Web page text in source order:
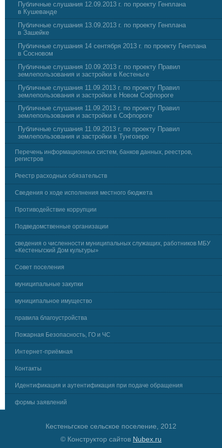
Публичные слушания 12.09.2013 г. по проекту Генплана
в Кушеванде
Публичные слушания 13.09.2013 г. по проекту Генплана
в Зашейке
Публичные слушания 14 сентября 2013 г. по проекту Генплана
в Сосновом
Публичные слушания 10.09.2013 г. по проекту Правил
землепользования и застройки в Кестеньге
Публичные слушания 11.09.2013 г. по проекту Правил
землепользования и застройки в Новом Софпороге
Публичные слушания 11.09.2013 г. по проекту Правил
землепользования и застройки в Софпороге
Публичные слушания 11.09.2013 г. по проекту Правил
землепользования и застройки в Тунгозеро
Перечень информационных систем, банков данных, реестров,
регистров
Реестр расходных обязательств
Сведения о ходе исполнения местного бюджета
Противодействие коррупции
Подведомственные организации
сведения о численности муниципальных служащих, работников МБУ
«Кестеньгский Дом культуры»
Совет поселения
муниципальные закупки
муниципальное имущество
правила благоустройства
Пожарная Безопасность, ГО и ЧС
Интернет-приёмная
Контакты
Идентификация и аутентификация при подаче обращения
формы заявлений
Кестеньгское сельское поселение, 2012
© Конструктор сайтов Nubex.ru